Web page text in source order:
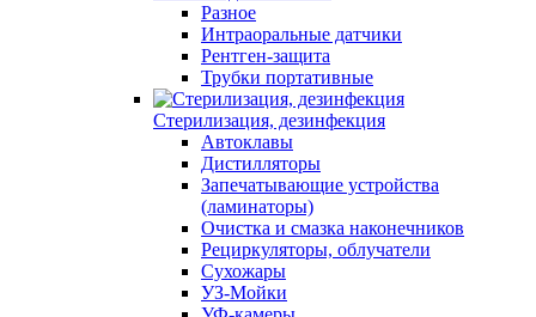
Разное
Интраоральные датчики
Рентген-защита
Трубки портативные
Стерилизация, дезинфекция
Автоклавы
Дистилляторы
Запечатывающие устройства
(ламинаторы)
Очистка и смазка наконечников
Рециркуляторы, облучатели
Сухожары
УЗ-Мойки